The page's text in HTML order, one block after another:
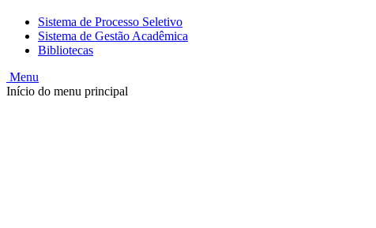
Sistema de Processo Seletivo
Sistema de Gestão Acadêmica
Bibliotecas
Menu
Início do menu principal